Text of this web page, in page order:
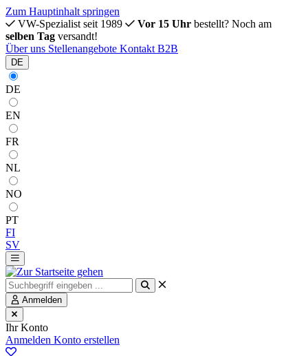
Zum Hauptinhalt springen
VW-Spezialist seit 1989
Vor 15 Uhr bestellt? Noch am
selben Tag versandt!
Über uns Stellenangebote Kontakt B2B
DE
DE
EN
FR
NL
NO
PT
FI
SV
Anmelden
Ihr Konto
Anmelden Konto erstellen